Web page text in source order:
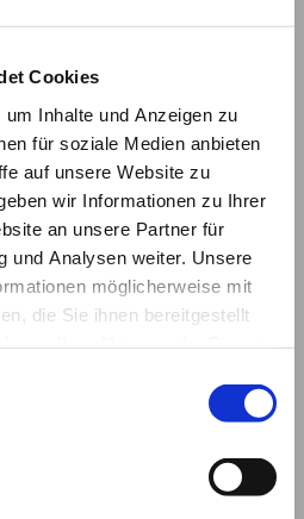
Cookies
Inhalte und Anzeigen zu
für soziale Medien anbieten
auf unsere Website zu
wir Informationen zu Ihrer
an unsere Partner für
und Analysen weiter. Unsere
möglicherweise mit
die Sie ihnen bereitgestellt
Name of persons who need